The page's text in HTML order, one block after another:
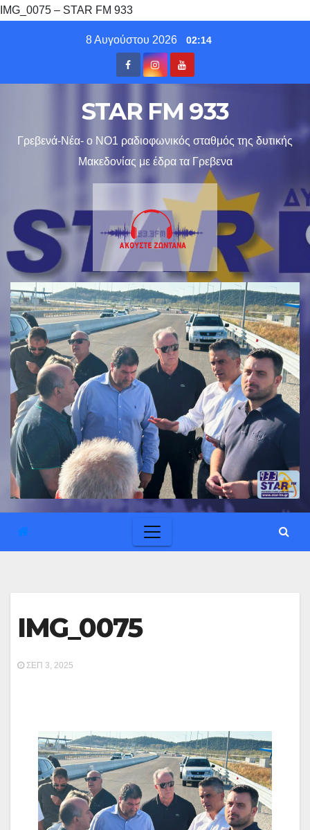
IMG_0075 – STAR FM 933
8 Αυγούστου 2026 02:14
STAR FM 933
Γρεβενά-Νέα- ο ΝΟ1 ραδιοφωνικός σταθμός της δυτικής
Μακεδονίας με έδρα τα Γρεβενα
IMG_0075
ΣΕΠ 3, 2025